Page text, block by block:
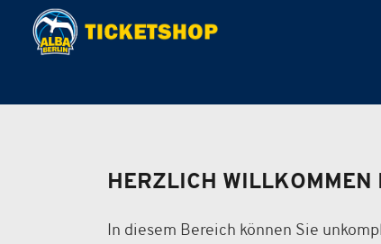
HERZLICH
In diesem Bereich können Sie